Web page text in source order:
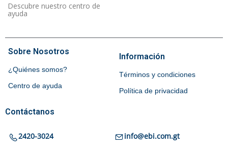
Descubre nuestro centro de
ayuda
Sobre Nosotros
¿Quiénes somos?
Centro de ayuda
Información
Términos y condiciones
Política de privacidad
Contáctanos
2420-3024 info@ebi.com.gt